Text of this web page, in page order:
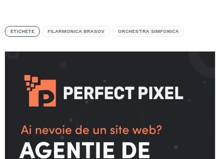
ETICHETE FILARMONICA BRASOV ORCHESTRA SIMFONICA